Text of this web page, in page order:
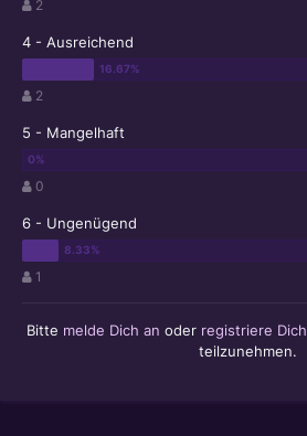
2
4 - Ausreichend
2
5 - Mangelhaft
0
6 - Ungenügend
1
Bitte melde Dich an oder registriere Dich
teilzunehmen.